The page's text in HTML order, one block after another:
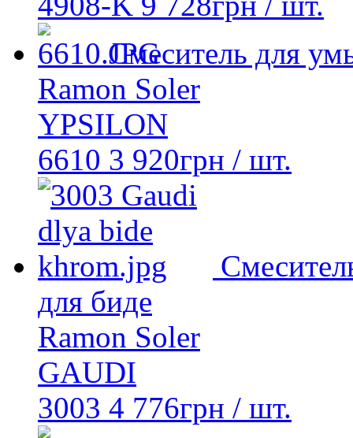
Смеcитель для
Ramon Soler
YPSILON
6610 3 920грн / шт.
для биде
Ramon Soler
GAUDI
3003 4 776грн / шт.